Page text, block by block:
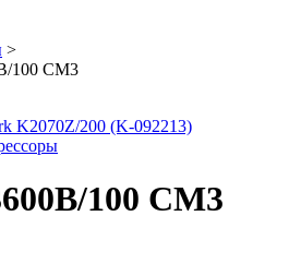
>
100 CM3
K2070Z/200 (K-092213)
100 CM3